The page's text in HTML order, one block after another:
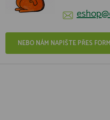
NEBO NÁM NAPIŠTE PŘES